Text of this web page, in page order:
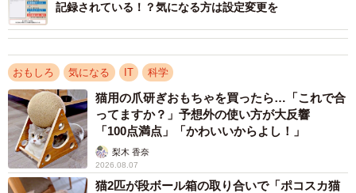
記録されている！？気になる方は設定変更を
おもしろ 気になる IT 科学
猫用の爪研ぎおもちゃを買ったら…「これで合
ってますか？」予想外の使い方が大反響
「100点満点」「かわいいからよし！」
梨木 香奈
2026.08.07
猫2匹が段ボール箱の取り合いで「ポコスカ猫